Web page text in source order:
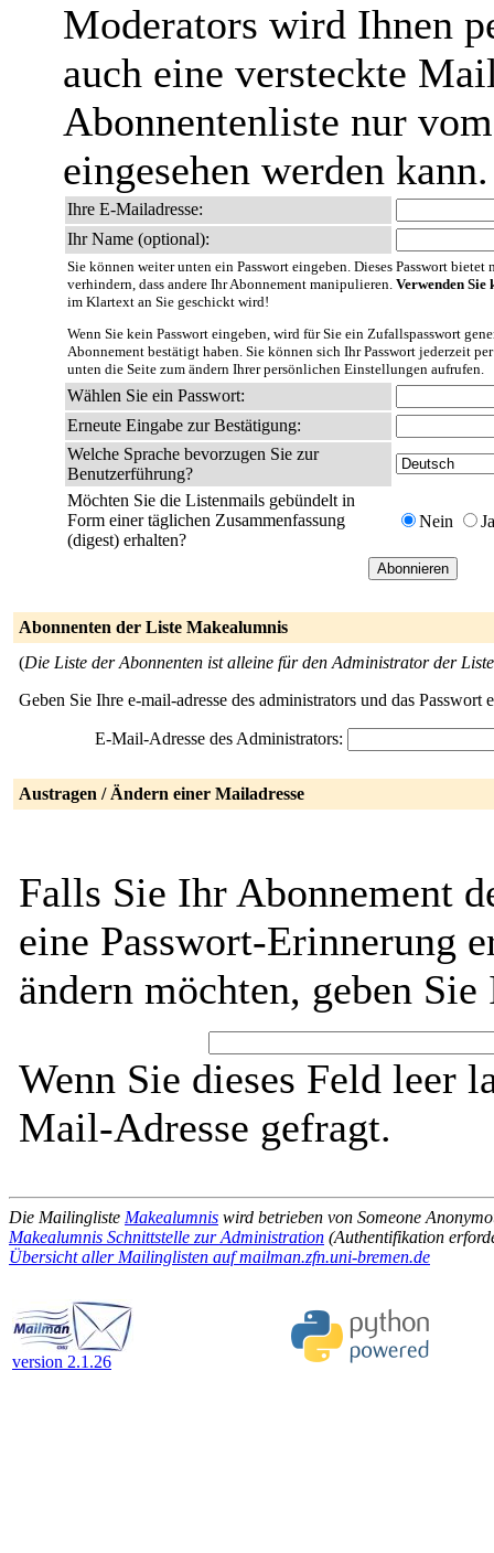
Moderators wird Ihnen
auch eine versteckte
Abonnentenliste nur
eingesehen werden kann.
Ihre E-Mailadresse:
Ihr Name (optional):
Sie können weiter unten ein Passwort eingeben. Dieses Passwort
verhindern, dass andere Ihr Abonnement manipulieren. Verwenden Sie
im Klartext an Sie geschickt wird!
Wenn Sie kein Passwort eingeben, wird für Sie ein Zufallspasswort
Abonnement bestätigt haben. Sie können sich Ihr Passwort jederzeit
unten die Seite zum ändern Ihrer persönlichen Einstellungen aufrufen.
Wählen Sie ein Passwort:
Erneute Eingabe zur Bestätigung:
Welche Sprache bevorzugen Sie zur
Benutzerführung?
Möchten Sie die Listenmails gebündelt in
Form einer täglichen Zusammenfassung
(digest) erhalten?
Nein Ja
Abonnenten der Liste Makealumnis
(Die Liste der Abonnenten ist alleine für den Administrator der
Geben Sie Ihre e-mail-adresse des administrators und das
E-Mail-Adresse des Administrators:
Austragen / Ändern einer Mailadresse
Falls Sie Ihr Abonnement
eine Passwort-Erinnerung
ändern möchten, geben
Wenn Sie dieses Feld leer
Mail-Adresse gefragt.
Die Mailingliste Makealumnis wird betrieben von Someone
Makealumnis Schnittstelle zur Administration (Authentifikation
Übersicht aller Mailinglisten auf mailman.zfn.uni-bremen.de
version 2.1.26